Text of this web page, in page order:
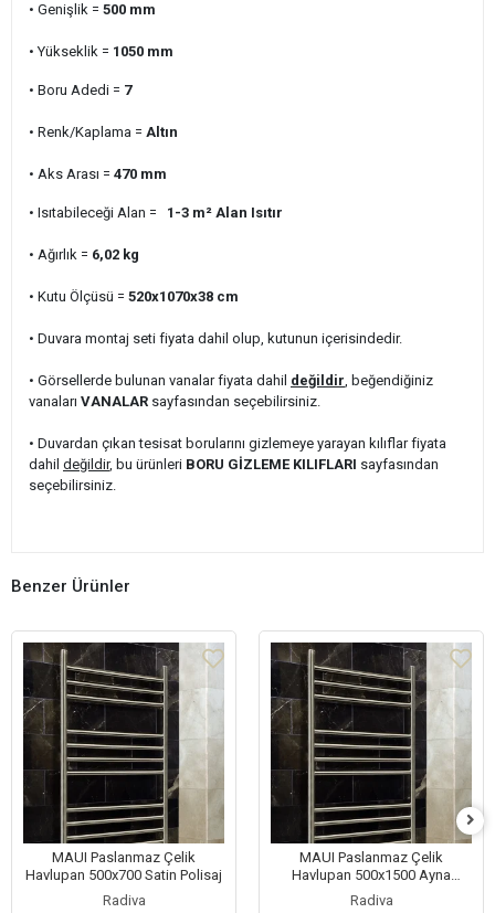
• Genişlik = 500 mm
• Yükseklik = 1050 mm
• Boru Adedi = 7
• Renk/Kaplama = Altın
• Aks Arası = 470 mm
• Isıtabileceği Alan = 1-3 m² Alan Isıtır
• Ağırlık = 6,02 kg
• Kutu Ölçüsü = 520x1070x38 cm
• Duvara montaj seti fiyata dahil olup, kutunun içerisindedir.
• Görsellerde bulunan vanalar fiyata dahil değildir, beğendiğiniz
vanaları VANALAR sayfasından seçebilirsiniz.
• Duvardan çıkan tesisat borularını gizlemeye yarayan kılıflar fiyata
dahil değildir, bu ürünleri BORU GİZLEME KILIFLARI sayfasından
seçebilirsiniz.
Benzer Ürünler
MAUI Paslanmaz Çelik
Havlupan 500x700 Satin Polisaj
Radiva
MAUI Paslanmaz Çelik
Havlupan 500x1500 Ayna
Polisaj
Radiva